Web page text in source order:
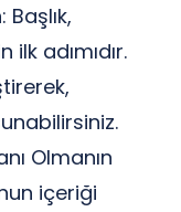
Başlık,
adımıdır.
Olmanın
içeriği